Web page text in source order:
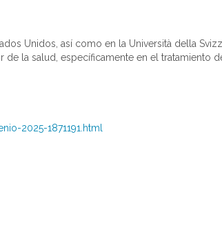
Unidos, así como en la Università della
la salud, específicamente en el tratamiento
2025-1871191.html